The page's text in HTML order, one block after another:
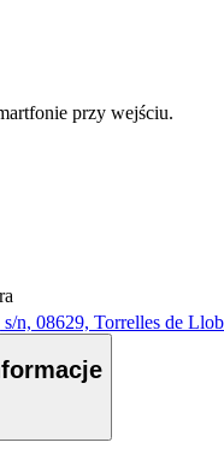
przy wejściu.
n, 08629, Torrelles de